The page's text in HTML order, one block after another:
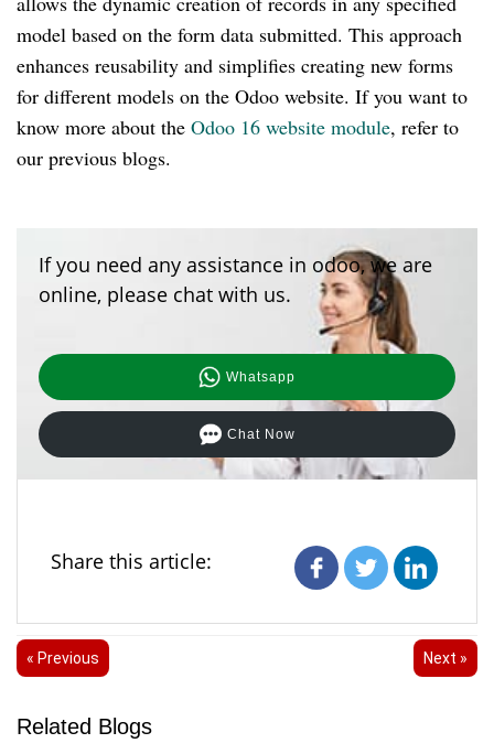
model based on the form data submitted. This approach
enhances reusability and simplifies creating new forms
for different models on the Odoo website. If you want to
know more about the Odoo 16 website module, refer to
our previous blogs.
If you need any assistance in odoo, we are
online, please chat with us.
Whatsapp
Chat Now
Share this article:
« Previous Next »
Related Blogs